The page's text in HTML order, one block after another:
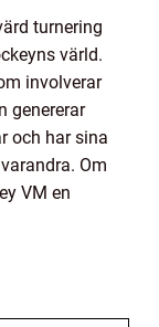
turnering
värld.
involverar
genererar
och har sina
Om
VM en